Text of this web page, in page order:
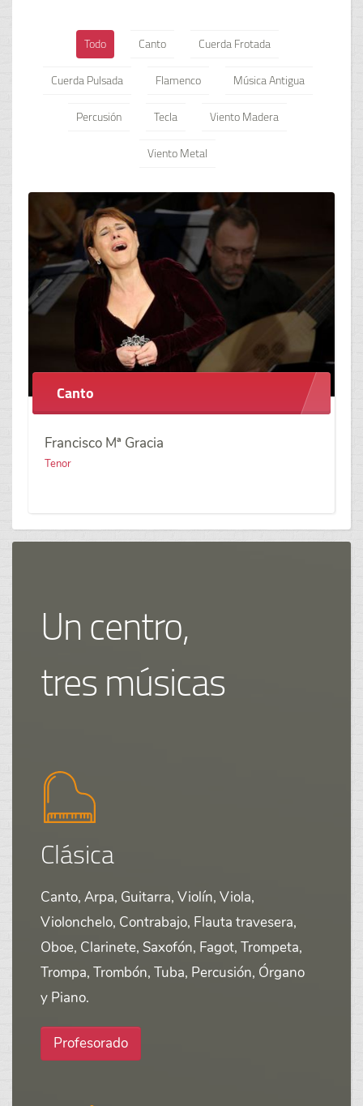
Todo Canto
Cuerda Frotada
Cuerda Pulsada
Flamenco
Música Antigua
Percusión
Tecla
Viento Madera
Viento Metal
Canto
Francisco Mª Gracia
Tenor
Un centro,
tres músicas
Clásica
Canto, Arpa, Guitarra, Violín, Viola,
Violonchelo, Contrabajo, Flauta travesera,
Oboe, Clarinete, Saxofón, Fagot, Trompeta,
Trompa, Trombón, Tuba, Percusión, Órgano
y Piano.
Profesorado